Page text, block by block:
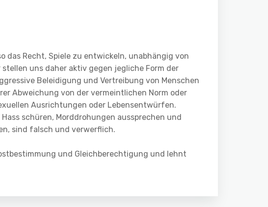
das Recht, Spiele zu entwickeln, unabhängig von
uns daher aktiv gegen jegliche Form der
Beleidigung und Vertreibung von Menschen
Abweichung von der vermeintlichen Norm oder
Ausrichtungen oder Lebensentwürfen.
schüren, Morddrohungen aussprechen und
sind falsch und verwerflich.
und Gleichberechtigung und lehnt